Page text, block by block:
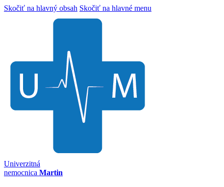
Skočiť na hlavný obsah Skočiť na hlavné menu
Univerzitná
nemocnica Martin